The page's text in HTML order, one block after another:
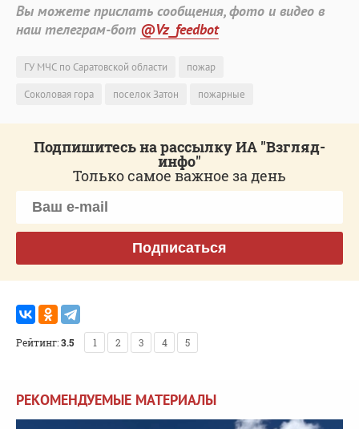
Вы можете прислать сообщения, фото и видео в
наш телеграм-бот @Vz_feedbot
ГУ МЧС по Саратовской области
пожар
Соколовая гора
поселок Затон пожарные
Подпишитесь на рассылку ИА "Взгляд-
инфо"
Только самое важное за день
Подписаться
Рейтинг:3.5 1 2 3 4 5
РЕКОМЕНДУЕМЫЕ МАТЕРИАЛЫ